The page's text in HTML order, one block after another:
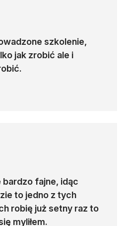
i funkcji GitHub Actions.
Buildów: Nauka
tworzenia buildów.
i Dostępów
GitHub Actions Artifacts
i pakietów w procesie
szkolenie,
jak zrobić ale i
bardzo fajne, idąc
to jedno z tych
robię już setny raz to
myliłem.